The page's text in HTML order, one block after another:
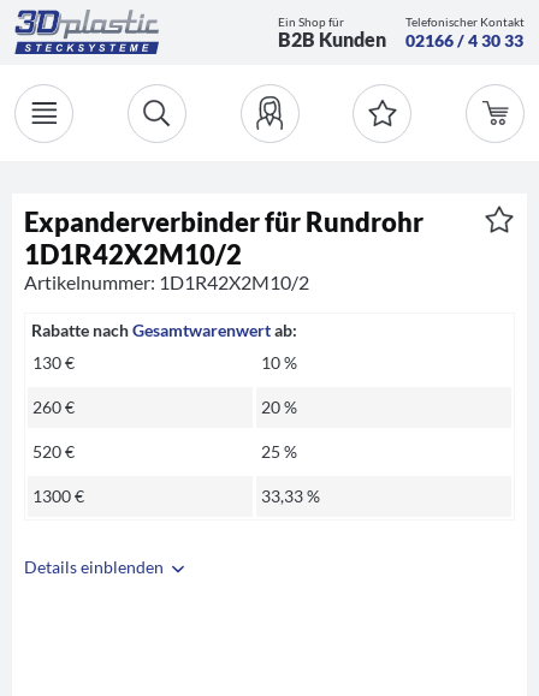
Ein Shop für
B2B Kunden
Telefonischer Kontakt
02166 / 4 30 33
Details einblenden
Expanderverbinder für Rundrohr
1D1R42X2M10/2
Artikelnummer: 1D1R42X2M10/2
Rabatte nachGesamtwarenwertab:
130 €
10 %
260 € 20 %
520 € 25 %
1300 € 33,33 %